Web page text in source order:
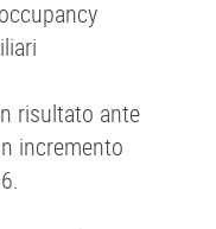
risultato ante
incremento